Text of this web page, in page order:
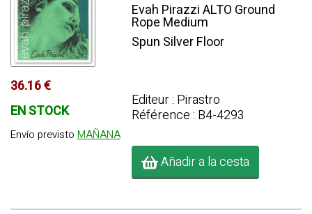
36.16 €
EN STOCK
Envío previsto MAÑANA
Evah Pirazzi ALTO Ground
Rope Medium
Spun Silver Floor
Editeur : Pirastro
Référence : B4-4293
Añadir a la cesta